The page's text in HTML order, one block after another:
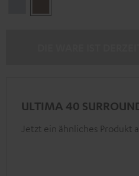
ULTIMA 40
Jetzt ein ähnliches Produkt